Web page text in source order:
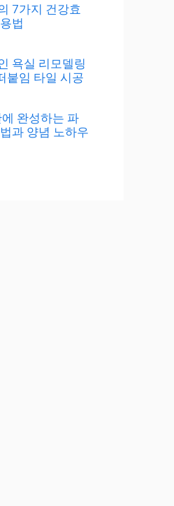
7가지 건강효
법
욕실 리모델링
붙임 타일 시공
완성하는 파
과 양념 노하우